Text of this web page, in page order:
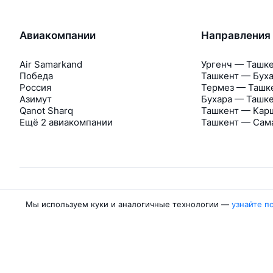
Авиакомпании
Air Samarkand
Победа
Россия
Азимут
Qanot Sharq
Ещё 2 авиакомпании
Направления
Ургенч —
Ташкент —
Термез —
Бухара —
Ташкент —
Ташкент —
Об Авиасейлс
Мы используем куки и аналогичные технологии — узнайте